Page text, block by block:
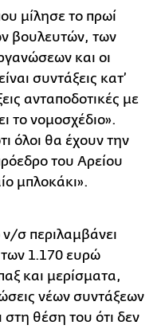
μίλησε το πρωί
βουλευτών, των
και οι
συντάξεις κατ’
ανταποδοτικές με
το νομοσχέδιο».
όλοι θα έχουν την
του Αρείου
μπλοκάκι».
ν/σ περιλαμβάνει
των 1.170 ευρώ
και μερίσματα,
νέων συντάξεων
στη θέση του ότι δεν